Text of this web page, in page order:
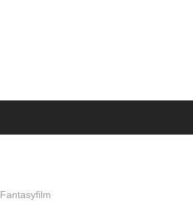
Fantasyfilm